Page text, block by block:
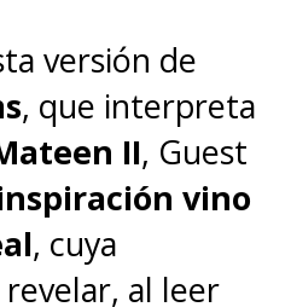
con sus
, con
cada
versión de
, que interpreta
II, Guest
vino
, cuya
al leer